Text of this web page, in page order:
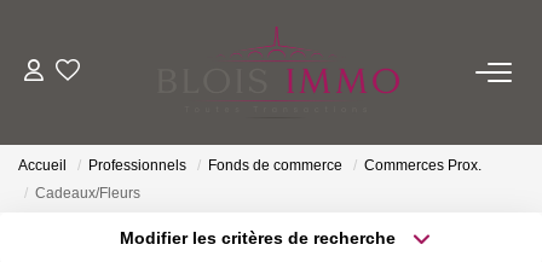
Acheter
Biens Vendus Et Loués
Accueil Professionnels Fonds de commerce
Commerces Prox.
Cadeaux/Fleurs
Modifier les critères de recherche